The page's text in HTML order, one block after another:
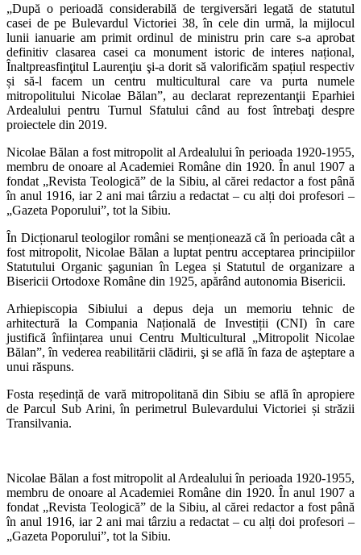
„După o perioadă considerabilă de tergiversări legată de statutul
casei de pe Bulevardul Victoriei 38, în cele din urmă, la mijlocul
lunii ianuarie am primit ordinul de ministru prin care s-a aprobat
definitiv clasarea casei ca monument istoric de interes național,
Înaltpreasfinţitul Laurenţiu şi-a dorit să valorificăm spațiul respectiv
și să-l facem un centru multicultural care va purta numele
mitropolitului Nicolae Bălan”, au declarat reprezentanţii Eparhiei
Ardealului pentru Turnul Sfatului când au fost întrebaţi despre
proiectele din 2019.
Nicolae Bălan a fost mitropolit al Ardealului în perioada 1920-1955,
membru de onoare al Academiei Române din 1920. În anul 1907 a
fondat „Revista Teologică” de la Sibiu, al cărei redactor a fost până
în anul 1916, iar 2 ani mai târziu a redactat – cu alți doi profesori –
„Gazeta Poporului”, tot la Sibiu.
În Dicționarul teologilor români se menționează că în perioada cât a
fost mitropolit, Nicolae Bălan a luptat pentru acceptarea principiilor
Statutului Organic şagunian în Legea și Statutul de organizare a
Bisericii Ortodoxe Române din 1925, apărând autonomia Bisericii.
Arhiepiscopia Sibiului a depus deja un memoriu tehnic de
arhitectură la Compania Națională de Investiții (CNI) în care
justifică înființarea unui Centru Multicultural „Mitropolit Nicolae
Bălan”, în vederea reabilitării clădirii, şi se află în faza de aşteptare a
unui răspuns.
Fosta reședință de vară mitropolitană din Sibiu se află în apropiere
de Parcul Sub Arini, în perimetrul Bulevardului Victoriei și străzii
Transilvania.
Nicolae Bălan a fost mitropolit al Ardealului în perioada 1920-1955,
membru de onoare al Academiei Române din 1920. În anul 1907 a
fondat „Revista Teologică” de la Sibiu, al cărei redactor a fost până
în anul 1916, iar 2 ani mai târziu a redactat – cu alți doi profesori –
„Gazeta Poporului”, tot la Sibiu.